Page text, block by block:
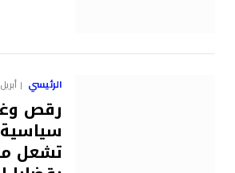
الرئيسي أبريل 6, 2025
رقص
تشعل